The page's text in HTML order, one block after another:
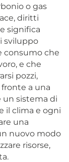
o gas
diritti
significa
sviluppo
consumo che
e che
pozzi,
a una
un sistema di
il clima e ogni
una
nuovo modo
risorse,